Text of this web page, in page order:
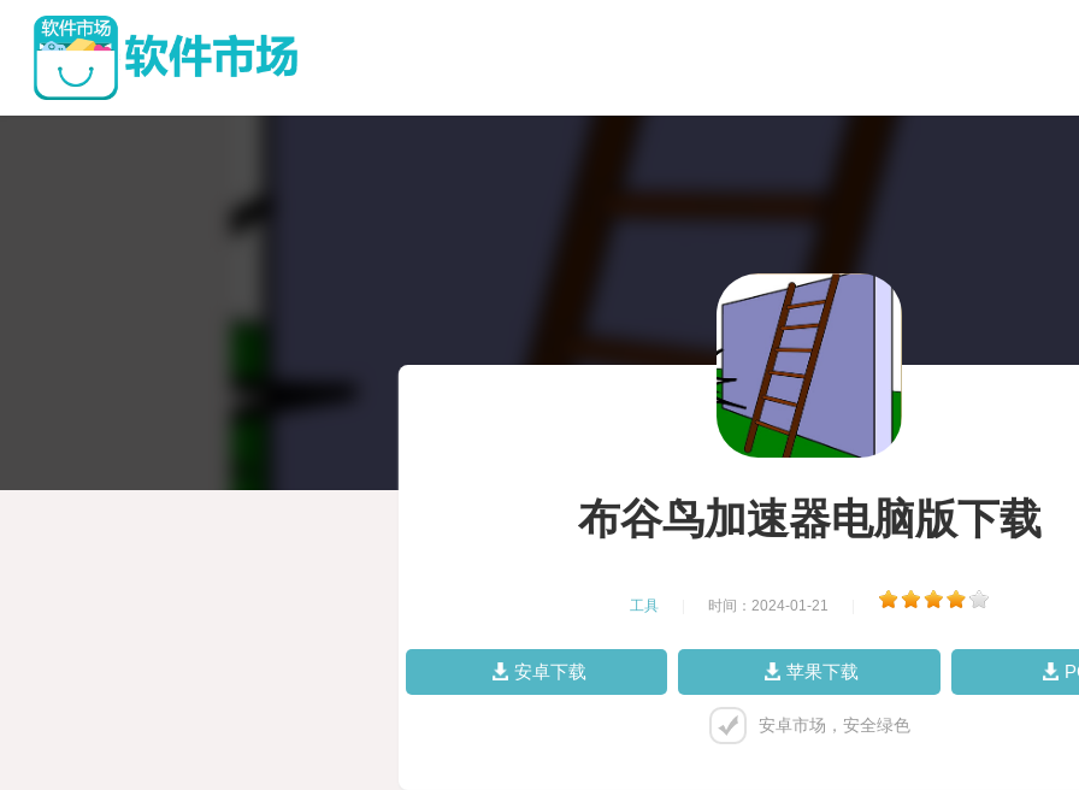
布谷鸟加速器电脑版下载
工具 时间：2024-01-21
安卓下载 苹果下载
安卓市场，安全绿色